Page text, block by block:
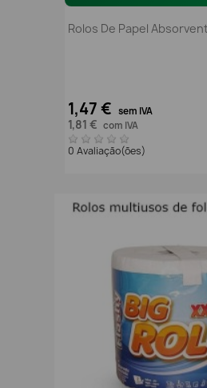
Rolos De Papel
1,47 € sem IVA
1,81 € com IVA
0 Avaliação(ões)